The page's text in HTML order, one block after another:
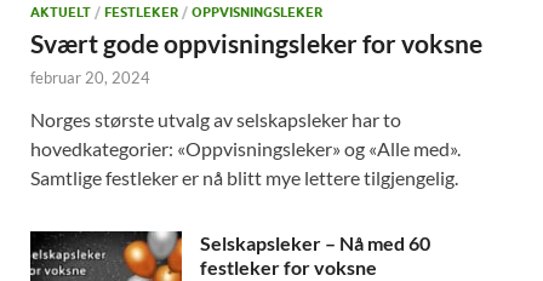
AKTUELT / FESTLEKER / OPPVISNINGSLEKER
Svært gode oppvisningsleker for voksne
februar 20, 2024
Norges største utvalg av selskapsleker har to
hovedkategorier: «Oppvisningsleker» og «Alle med».
Samtlige festleker er nå blitt mye lettere tilgjengelig.
Selskapsleker – Nå med 60
festleker for voksne